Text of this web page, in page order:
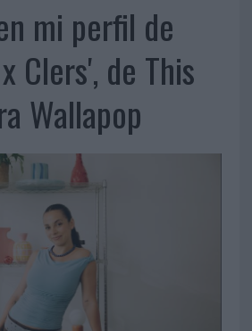
mi perfil de
Clers', de This
Wallapop